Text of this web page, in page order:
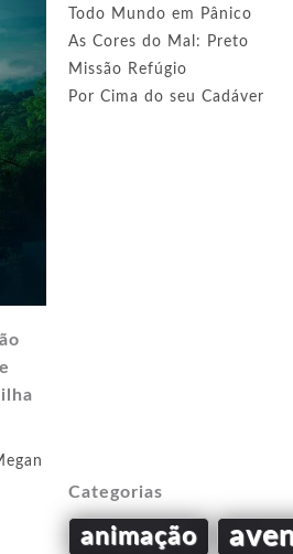
Todo Mundo em Pânico
As Cores do Mal: Preto
Missão Refúgio
Por Cima do seu Cadáver
Categorias
animação